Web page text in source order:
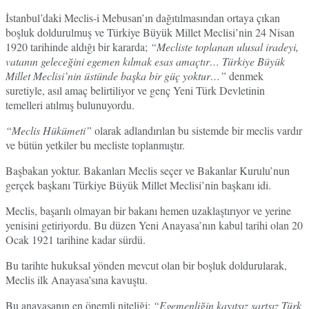
İstanbul’daki Meclis-i Mebusan’ın dağıtılmasından ortaya çıkan
boşluk doldurulmuş ve Türkiye Büyük Millet Meclisi’nin 24 Nisan
1920 tarihinde aldığı bir kararda; “Mecliste toplanan ulusal iradeyi,
vatanın geleceğini egemen kılmak esas amaçtır… Türkiye Büyük
Millet Meclisi’nin üstünde başka bir güç yoktur…” denmek
suretiyle, asıl amaç belirtiliyor ve genç Yeni Türk Devletinin
temelleri atılmış bulunuyordu.
“Meclis Hükümeti” olarak adlandırılan bu sistemde bir meclis vardır
ve bütün yetkiler bu mecliste toplanmıştır.
Başbakan yoktur. Bakanları Meclis seçer ve Bakanlar Kurulu’nun
gerçek başkanı Türkiye Büyük Millet Meclisi’nin başkanı idi.
Meclis, başarılı olmayan bir bakanı hemen uzaklaştırıyor ve yerine
yenisini getiriyordu. Bu düzen Yeni Anayasa’nın kabul tarihi olan 20
Ocak 1921 tarihine kadar sürdü.
Bu tarihte hukuksal yönden mevcut olan bir boşluk doldurularak,
Meclis ilk Anayasa’sına kavuştu.
Bu anayasanın en önemli niteliği; “Egemenliğin kayıtsız şartsız Türk